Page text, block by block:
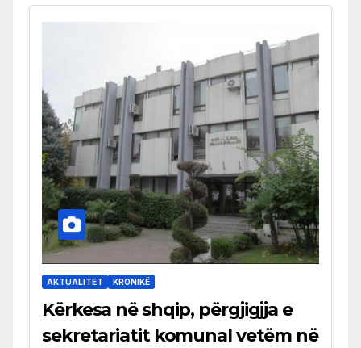
AKTUALITET KRONIKË
Kërkesa në shqip, përgjigjja e
sekretariatit komunal vetëm në